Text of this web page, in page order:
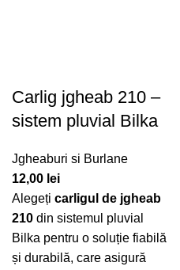
Carlig jgheab 210 –
sistem pluvial Bilka
Jgheaburi si Burlane
12,00 lei
Alegeți carligul de jgheab
210 din sistemul pluvial
Bilka pentru o soluție fiabilă
și durabilă, care asigură